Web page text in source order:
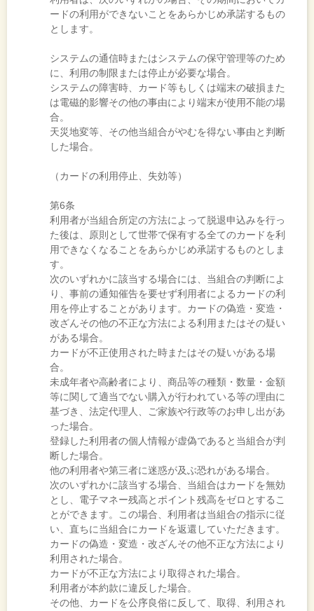
ードの利用ができないことをあらかじめ承諾するもの
とします。
システムの通信時またはシステムの保守管理等のため
に、利用の制限または停止が必要な場合。
システムの障害時、カード等もしくは端末の破損また
は電磁的影響その他の事由により端末が使用不能の場
合。
天災地変等、その他当組合がやむを得ない事由と判断
した場合。
（カードの利用停止、失効等）
第6条
利用者が当組合所定の方法によって脱退申込みを行っ
た後は、原則として世帯で保有する全てのカードを利
用できなくなることをあらかじめ承諾するものとしま
す。
次のいずれかに該当する場合には、当組合の判断によ
り、事前の通知催告を要せず利用者によるカードの利
用を停止することがあります。カードの偽造・変造・
改ざんその他の不正な方法による利用またはその疑い
がある場合。
カードが不正使用された時またはその疑いがある場
合。
未成年者や高齢者により、商品等の種類・数量・金額
等に関して適当でない購入が行われている等の理由に
基づき、法定代理人、ご家族や行政等のお申し出があ
った場合。
登録した利用者の個人情報が虚偽であると当組合が判
断した場合。
他の利用者や第三者に迷惑が及ぶ恐れがある場合。
次のいずれかに該当する場合、当組合はカードを無効
とし、電子マネー残高とポイント残高をゼロとするこ
とができます。この場合、利用者は当組合の指示に従
い、直ちに当組合にカードを返還していただきます。
カードの偽造・変造・改ざんその他不正な方法により
利用された場合。
カードが不正な方法により取得された場合。
利用者が本約款に違反した場合。
その他、カードを公序良俗に反して、取得、利用され